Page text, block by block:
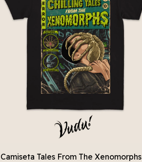
Camiseta Tales From The Xenomorphs